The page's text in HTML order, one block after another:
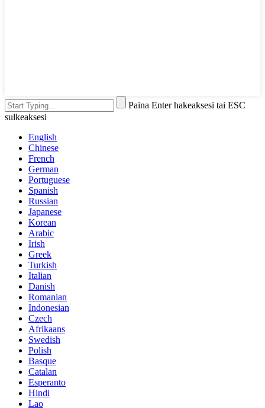
Paina Enter hakeaksesi tai ESC
sulkeaksesi
English
Chinese
French
German
Portuguese
Spanish
Russian
Japanese
Korean
Arabic
Irish
Greek
Turkish
Italian
Danish
Romanian
Indonesian
Czech
Afrikaans
Swedish
Polish
Basque
Catalan
Esperanto
Hindi
Lao